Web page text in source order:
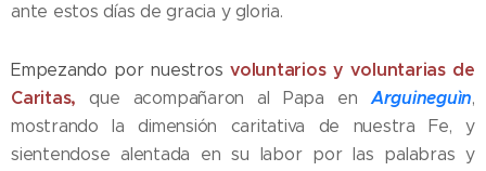
ante estos días de gracia y gloria.
Empezando por nuestros voluntarios y voluntarias de
Caritas,que acompañaron al Papa enArguineguìn,
mostrando la dimensión caritativa de nuestra Fe, y
sientendose alentada en su labor por las palabras y